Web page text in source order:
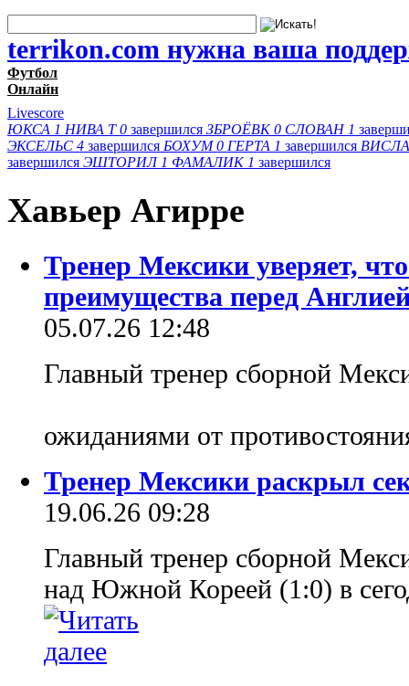
terrikon.com нужна ваша
Футбол
Онлайн
Livescore
ЮКСА 1 НИВА Т 0 завершился ЗБРОЁВК 0 СЛОВАН 1
ЭКСЕЛЬС 4 завершился БОХУМ 0 ГЕРТА 1 завершился
завершился ЭШТОРИЛ 1 ФАМАЛИК 1 завершился
Хавьер Агирре
Тренер Мексики уверяет,
преимущества перед
05.07.26 12:48
Главный тренер сборной
ожиданиями от
Тренер Мексики раскрыл
19.06.26 09:28
Главный тренер сборной
над Южной Кореей (1:0) в